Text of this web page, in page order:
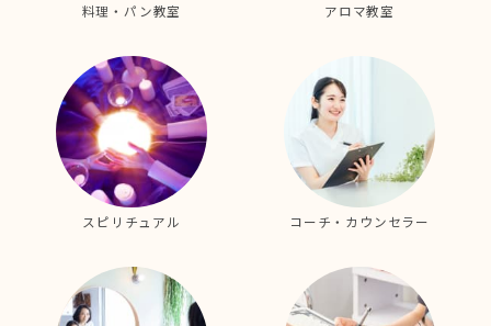
料理・パン教室 アロマ教室
スピリチュアル コーチ・カウンセラー